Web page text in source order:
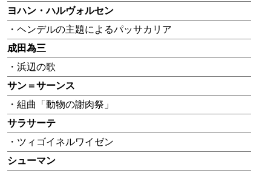
ヨハン・ハルヴォルセン
・ヘンデルの主題によるパッサカリア
成田為三
・浜辺の歌
サン＝サーンス
・組曲「動物の謝肉祭」
サラサーテ
・ツィゴイネルワイゼン
シューマン